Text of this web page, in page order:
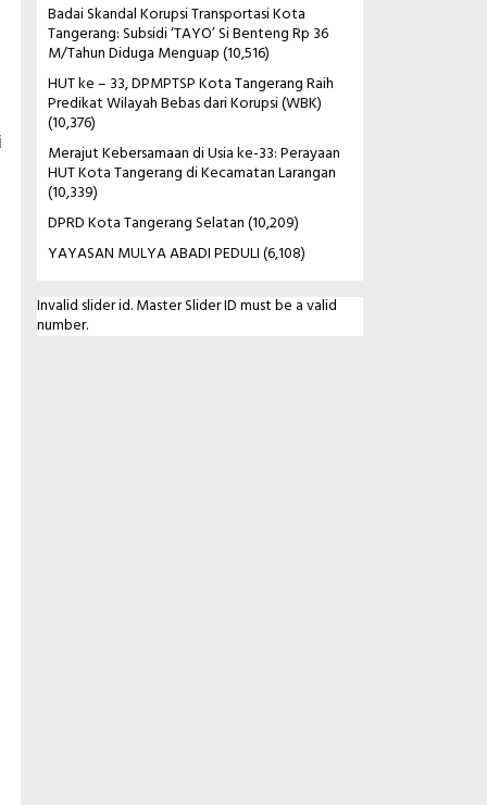
Badai Skandal Korupsi Transportasi Kota
Tangerang: Subsidi ‘TAYO’ Si Benteng Rp 36
M/Tahun Diduga Menguap(10,516)
HUT ke – 33, DPMPTSP Kota Tangerang Raih
Predikat Wilayah Bebas dari Korupsi (WBK)
(10,376)
Merajut Kebersamaan di Usia ke-33: Perayaan
HUT Kota Tangerang di Kecamatan Larangan
(10,339)
DPRD Kota Tangerang Selatan(10,209)
YAYASAN MULYA ABADI PEDULI(6,108)
Invalid slider id. Master Slider ID must be a valid
number.